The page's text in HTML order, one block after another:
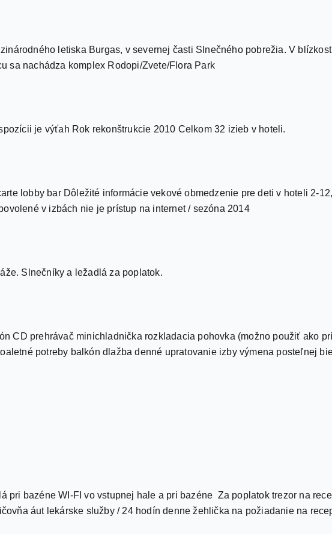
letiska Burgas, v severnej časti Slnečného pobrežia. V
sa nachádza komplex Rodopi/Zvete/Flora Park
je výťah Rok rekonštrukcie 2010 Celkom 32 izieb v hoteli.
lobby bar Dôležité informácie vekové obmedzenie pre deti v hoteli 2-
v izbách nie je prístup na internet / sezóna 2014
Slnečníky a ležadlá za poplatok.
CD prehrávač minichladnička rozkladacia pohovka (možno použiť ako
potreby balkón dlažba denné upratovanie izby výmena posteľnej
pri bazéne WI-FI vo vstupnej hale a pri bazéne Za poplatok trezor na
áut lekárske služby / 24 hodín denne žehlička na požiadanie na